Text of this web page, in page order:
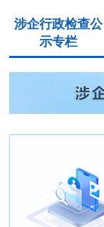
涉企行政检查公
示专栏